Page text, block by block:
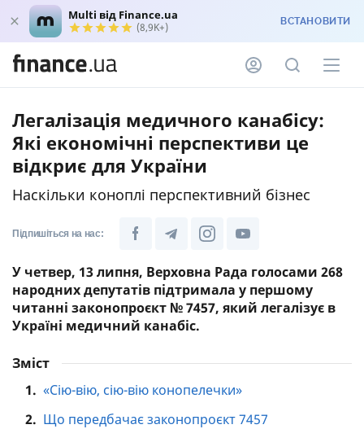
Multi від Finance.ua
(8,9K+) ВСТАНОВИТИ
Легалізація медичного канабісу:
Які економічні перспективи це
відкриє для України
Наскільки коноплі перспективний бізнес
Підпишіться на нас:
У четвер, 13 липня, Верховна Рада голосами 268
народних депутатів підтримала у першому
читанні законопроєкт № 7457, який легалізує в
Україні медичний канабіс.
Зміст
1. «Сію-вію, сію-вію конопелечки»
2. Що передбачає законопроєкт 7457